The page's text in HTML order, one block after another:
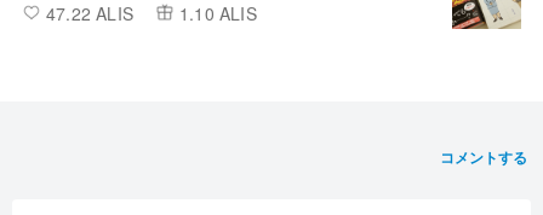
47.22 ALIS 1.10 ALIS
コメントする